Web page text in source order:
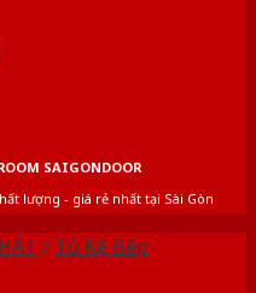
SAIGONDOOR
lượng - giá rẻ nhất tại Sài Gòn
/ Tủ Kệ Bếp